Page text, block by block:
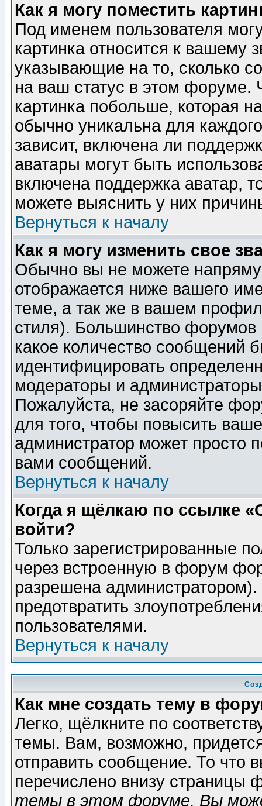
Как я могу поместить
Под именем пользователя
картинка относится к вашему
указывающие на то, сколько
на ваш статус в этом форуме.
картинка побольше, которая
обычно уникальна для
зависит, включена ли
аватары могут быть
включена поддержка аватар,
можете выяснить у них
Вернуться к началу
Как я могу изменить свое
Обычно вы не можете
отображается ниже вашего
теме, а так же в вашем
стиля). Большинство форумов
какое количество сообщений
идентифицировать
модераторы и
Пожалуйста, не засоряйте
для того, чтобы повысить
администратор может просто
вами сообщений.
Вернуться к началу
Когда я щёлкаю по ссылке
войти?
Только зарегистрированные
через встроенную в форум
разрешена
предотвратить
пользователями.
Вернуться к началу
Как мне создать тему в
Легко, щёлкните по
темы. Вам, возможно,
отправить сообщение. То что
перечислено внизу страницы
темы в этом форуме, Вы